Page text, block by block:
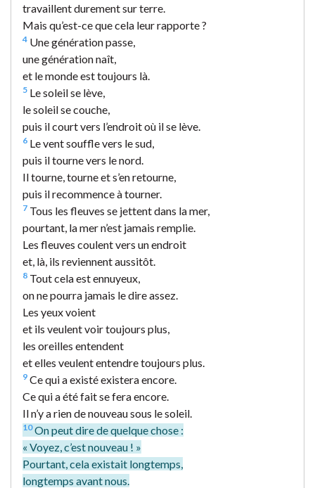
travaillent durement sur terre.
Mais qu’est-ce que cela leur rapporte ?
4 Une génération passe,
une génération naît,
et le monde est toujours là.
5 Le soleil se lève,
le soleil se couche,
puis il court vers l’endroit où il se lève.
6 Le vent souffle vers le sud,
puis il tourne vers le nord.
Il tourne, tourne et s’en retourne,
puis il recommence à tourner.
7 Tous les fleuves se jettent dans la mer,
pourtant, la mer n’est jamais remplie.
Les fleuves coulent vers un endroit
et, là, ils reviennent aussitôt.
8 Tout cela est ennuyeux,
on ne pourra jamais le dire assez.
Les yeux voient
et ils veulent voir toujours plus,
les oreilles entendent
et elles veulent entendre toujours plus.
9 Ce qui a existé existera encore.
Ce qui a été fait se fera encore.
Il n’y a rien de nouveau sous le soleil.
10On peut dire de quelque chose :
« Voyez, c’est nouveau ! »
Pourtant, cela existait longtemps,
longtemps avant nous.